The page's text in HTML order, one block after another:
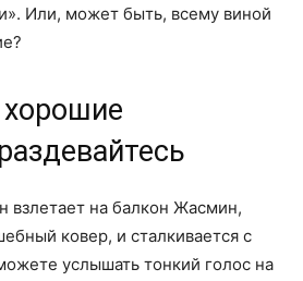
Или, может быть, всему виной
взлетает на балкон Жасмин,
ковер, и сталкивается с
услышать тонкий голос на